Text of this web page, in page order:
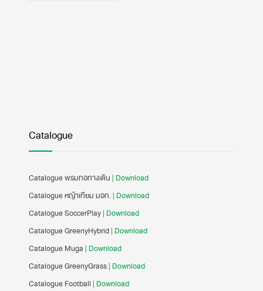
Catalogue
Catalogue พรมทอทางเดิน | Download
Catalogue หญ้าเทียม มอก.| Download
Catalogue SoccerPlay| Download
Catalogue GreenyHybrid| Download
Catalogue Muga | Download
Catalogue GreenyGrass| Download
Catalogue Football | Download